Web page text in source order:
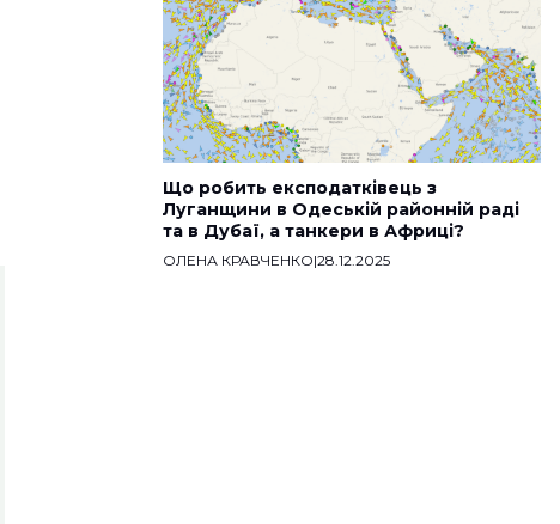
Що робить експодатківець з
Луганщини в Одеській районній раді
та в Дубаї, а танкери в Африці?
ОЛЕНА КРАВЧЕНКО|28.12.2025